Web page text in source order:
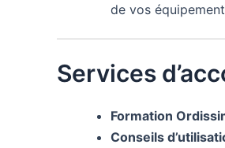
de vos
Services
Formation
Conseils